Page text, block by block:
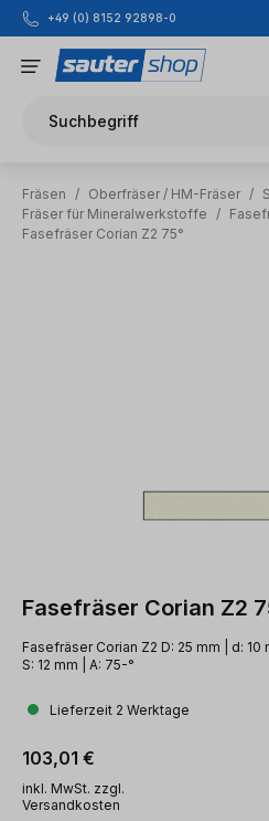
Zum Hauptinhalt springen
+49 (0) 8152 92898-0
Suchbegriff
Fräsen / Oberfräser / HM-Fräser /
Fräser für Mineralwerkstoffe
/
Fasefräser Corian Z2 75°
Fasefräser Corian Z2
Fasefräser Corian Z2 D: 25 mm | d: 10
S: 12 mm | A: 75-°
Lieferzeit 2 Werktage
Regulärer Preis:
103,01 €
inkl. MwSt. zzgl.
Versandkosten